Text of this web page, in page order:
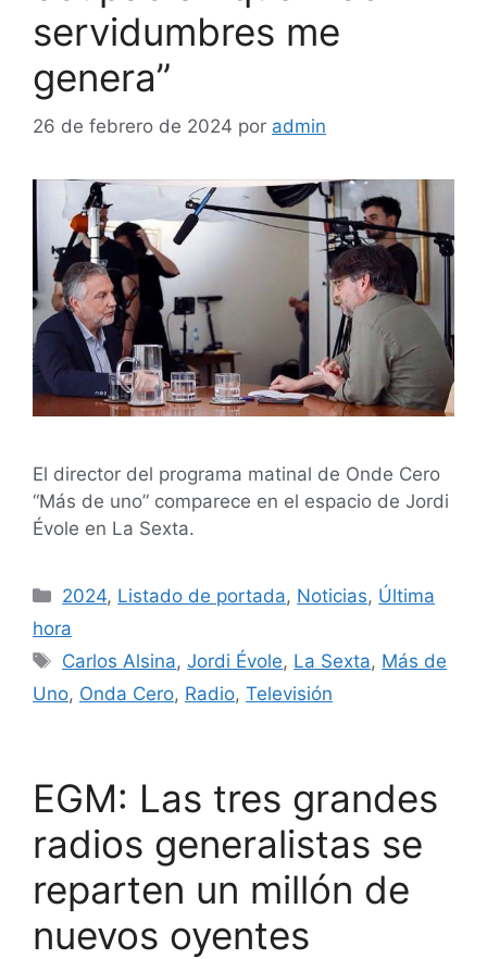
servidumbres me
genera”
26 de febrero de 2024 por admin
El director del programa matinal de Onde Cero
“Más de uno” comparece en el espacio de Jordi
Évole en La Sexta.
2024, Listado de portada, Noticias, Última
hora
Carlos Alsina,Jordi Évole, La Sexta, Más de
Uno, Onda Cero, Radio, Televisión
EGM: Las tres grandes
radios generalistas se
reparten un millón de
nuevos oyentes